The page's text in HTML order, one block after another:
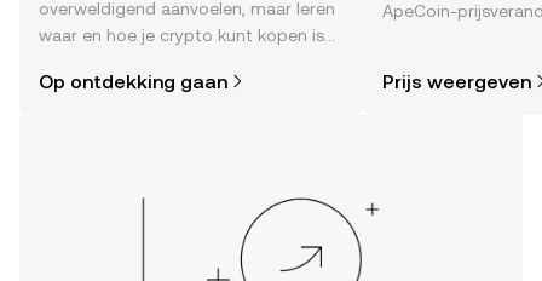
overweldigend aanvoelen, maar leren
waar en hoe je crypto kunt kopen is
reis op de mobiele app van OKX of
Op ontdekking gaan
ApeCoin-
Prijs weergeven